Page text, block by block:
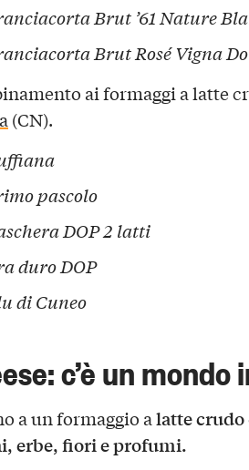
Brut ’61 Nature
Brut Rosé Vigna
ai formaggi a latte
(CN).
pascolo
DOP 2 latti
duro DOP
di Cuneo
c’è un mondo
a un formaggio alatte crudo
erbe, fiori e profumi.